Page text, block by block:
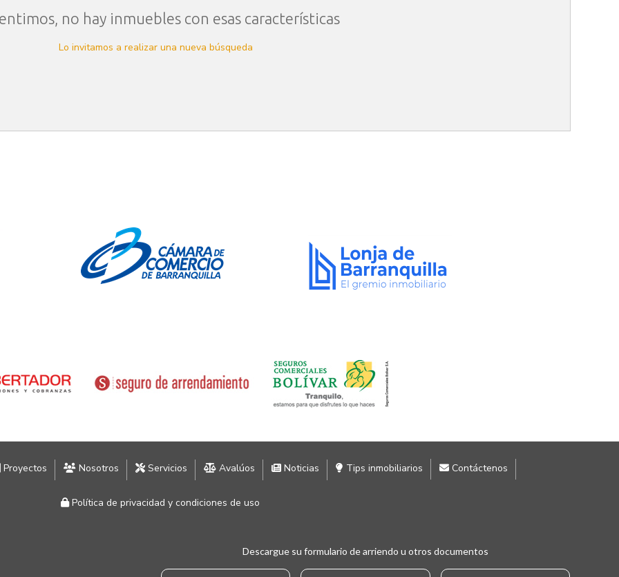
no hay inmuebles con esas características
Lo invitamos a realizar una nueva búsqueda
Proyectos Nosotros Servicios Avalúos Noticias Tips inmobiliarios Contáctenos
Política de privacidad y condiciones de uso
Descargue su formulario de arriendo u otros documentos